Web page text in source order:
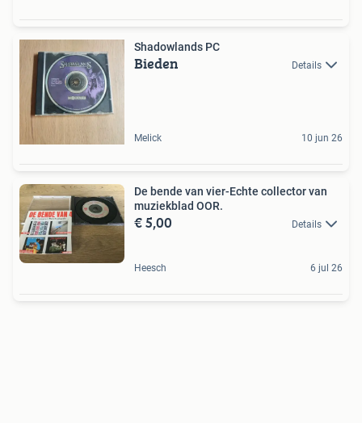
Shadowlands PC
Bieden Details
Melick 10 jun 26
De bende van vier-Echte collector van
muziekblad OOR.
€ 5,00 Details
Heesch 6 jul 26